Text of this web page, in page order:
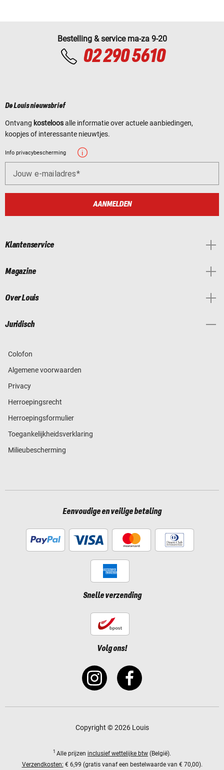
Bestelling & service ma-za 9-20
02 290 5610
De Louis nieuwsbrief
Ontvang kosteloosalle informatie over actuele aanbiedingen,
koopjes of interessante nieuwtjes.
Info privacybescherming
Jouw e-mailadres
AANMELDEN
Klantenservice
Magazine
Over Louis
Juridisch
Colofon
Algemene voorwaarden
Privacy
Herroepingsrecht
Herroepingsformulier
Toegankelijkheidsverklaring
Milieubescherming
Eenvoudige en veilige betaling
Snelle verzending
Volg ons!
Copyright © 2026 Louis
1 Alle prijzen inclusief wettelijke btw (België).
Verzendkosten: € 6,99 (gratis vanaf een bestelwaarde van € 70,00).